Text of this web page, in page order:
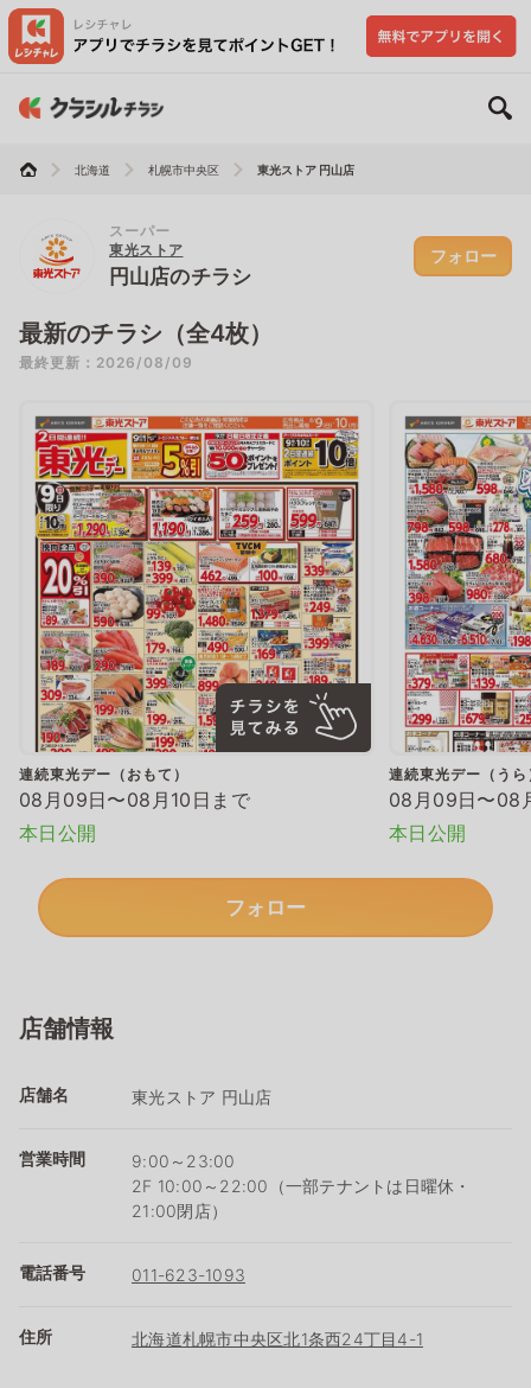
北海道 札幌市中央区 東光ストア 円山店
スーパー
東光ストア
円山店のチラシ
フォロー
最新のチラシ（全4枚）
最終更新：2026/08/09
連続東光デー（おもて）
08月09日〜08月10日まで
本日公開
連続東光デー（うら
08月09日〜08
本日公開
フォロー
店舗情報
店舗名 東光ストア 円山店
営業時間
9:00～23:00
2F 10:00～22:00（一部テナントは日曜休・
21:00閉店）
電話番号 011-623-1093
住所 北海道札幌市中央区北1条西24丁目4-1